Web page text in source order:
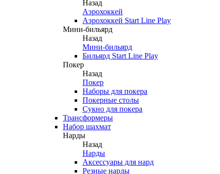
Назад
Аэрохоккей
Аэрохоккей Start Line Play
Мини-бильярд
Назад
Мини-бильярд
Бильярд Start Line Play
Покер
Назад
Покер
Наборы для покера
Покерные столы
Сукно для покера
Трансформеры
Набор шахмат
Нарды
Назад
Нарды
Аксессуары для нард
Резные нарды